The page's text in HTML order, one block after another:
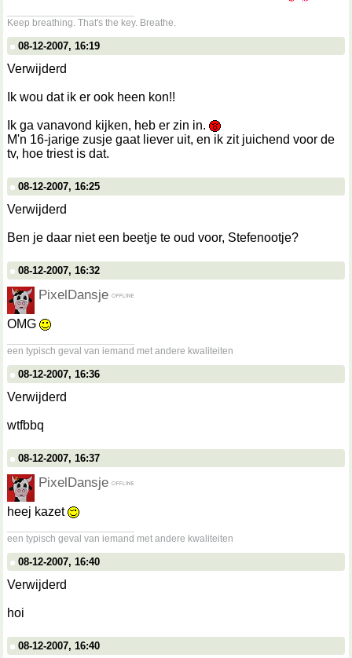
Keep breathing. That's the key. Breathe.
08-12-2007, 16:19
Verwijderd
Ik wou dat ik er ook heen kon!!
Ik ga vanavond kijken, heb er zin in.
M'n 16-jarige zusje gaat liever uit, en ik zit juichend voor de
tv, hoe triest is dat.
08-12-2007, 16:25
Verwijderd
Ben je daar niet een beetje te oud voor, Stefenootje?
08-12-2007, 16:32
PixelDansje
OMG
een typisch geval van iemand met andere kwaliteiten
08-12-2007, 16:36
Verwijderd
wtfbbq
08-12-2007, 16:37
PixelDansje
heej kazet
een typisch geval van iemand met andere kwaliteiten
08-12-2007, 16:40
Verwijderd
hoi
08-12-2007, 16:40